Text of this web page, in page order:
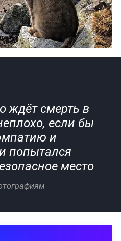
ждёт смерть в
если бы
и
попытался
место